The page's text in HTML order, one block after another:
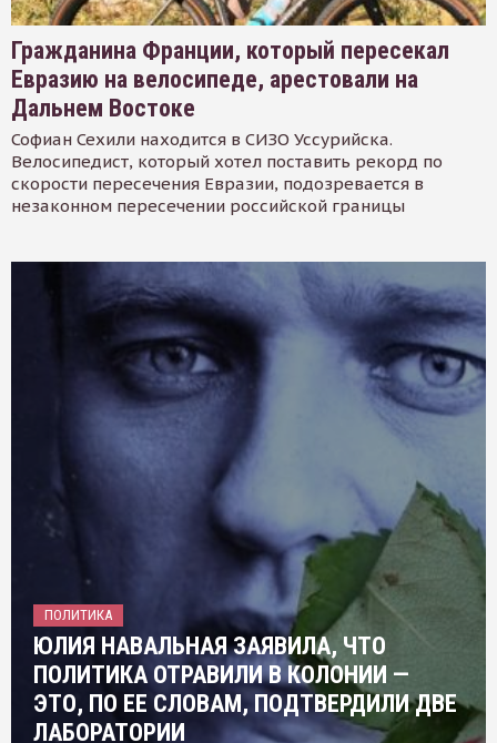
Гражданина Франции, который пересекал
Евразию на велосипеде, арестовали на
Дальнем Востоке
Софиан Сехили находится в СИЗО Уссурийска.
Велосипедист, который хотел поставить рекорд по
скорости пересечения Евразии, подозревается в
незаконном пересечении российской границы
ПОЛИТИКА
ЮЛИЯ НАВАЛЬНАЯ ЗАЯВИЛА, ЧТО
ПОЛИТИКА ОТРАВИЛИ В КОЛОНИИ —
ЭТО, ПО ЕЕ СЛОВАМ, ПОДТВЕРДИЛИ ДВЕ
ЛАБОРАТОРИИ